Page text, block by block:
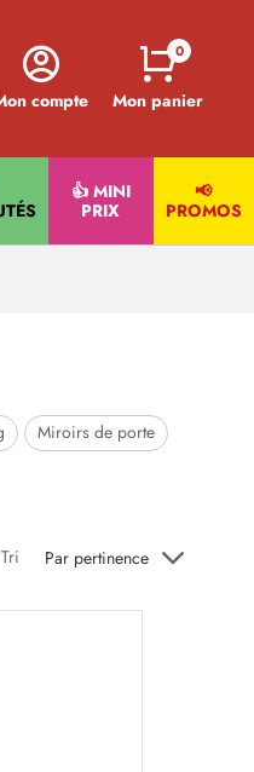
compte Mon panier
0
👍 MINI
PRIX
📢
PROMOS
Miroirs de porte
Tri Par pertinence